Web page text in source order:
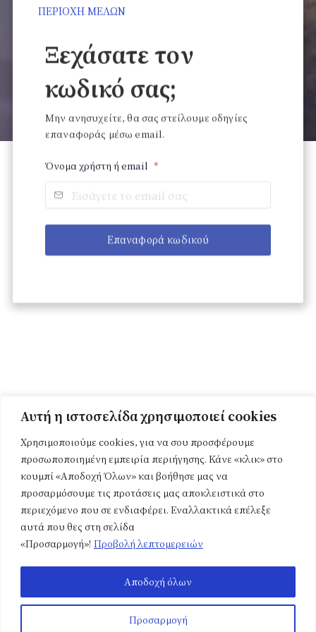
Αυτή η ιστοσελίδα χρησιμοποιεί cookies
Χρησιμοποιούμε cookies, για να σου προσφέρουμε
προσωποποιημένη εμπειρία περιήγησης. Κάνε «κλικ» στο
κουμπί «Αποδοχή Όλων» και βοήθησε μας να
προσαρμόσουμε τις προτάσεις μας αποκλειστικά στο
περιεχόμενο που σε ενδιαφέρει. Εναλλακτικά επέλεξε
αυτά που θες στη σελίδα
«Προσαρμογή»! Προβολή λεπτομερειών
Προσαρμογή
Αποδοχή όλων
ΠΕΡΙΟΧΗ ΜΕΛΩΝ
Ξεχάσατε τον
κωδικό σας;
Μην ανησυχείτε, θα σας στείλουμε οδηγίες
επαναφοράς μέσω email.
Όνομα χρήστη ή email *
Ηρώων Πολυτεχνείου 9,
Αρχική
Ανακοινώσεις